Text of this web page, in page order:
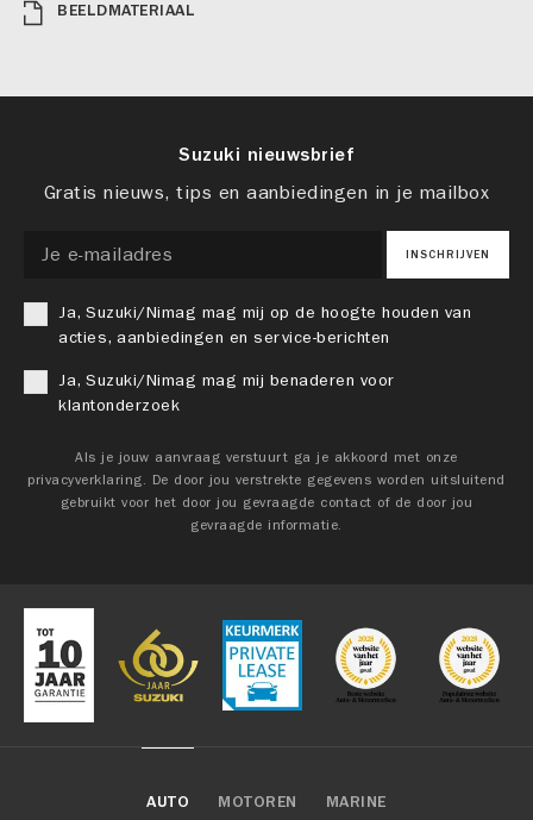
BEELDMATERIAAL
Suzuki nieuwsbrief
Gratis nieuws, tips en aanbiedingen in je mailbox
INSCHRIJVEN
Ja, Suzuki/Nimag mag mij op de hoogte houden van
acties, aanbiedingen en service-berichten
Ja, Suzuki/Nimag mag mij benaderen voor
klantonderzoek
Als je jouw aanvraag verstuurt ga je akkoord met onze
privacyverklaring. De door jou verstrekte gegevens worden uitsluitend
gebruikt voor het door jou gevraagde contact of de door jou
gevraagde informatie.
AUTO MOTOREN MARINE